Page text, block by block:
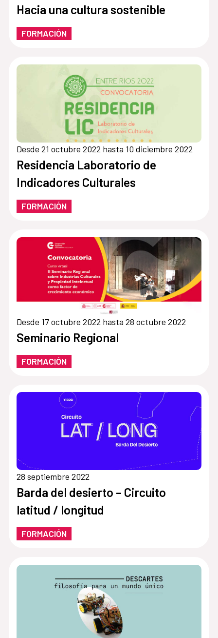
Hacia una cultura sostenible
FORMACIÓN
Desde 21 octubre 2022 hasta 10 diciembre 2022
Residencia Laboratorio de
Indicadores Culturales
FORMACIÓN
Desde 17 octubre 2022 hasta 28 octubre 2022
Seminario Regional
FORMACIÓN
28 septiembre 2022
Barda del desierto – Circuito
latitud / longitud
FORMACIÓN